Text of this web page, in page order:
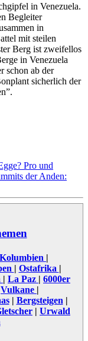
in Venezuela.
Begleiter
in
mit steilen
Berg ist zweifellos
in Venezuela
schon ab der
sicherlich der
Pro und
der Anden:
Kolumbien |
| Ostafrika |
| La Paz | 6000er
Vulkane |
| Bergsteigen |
| Urwald